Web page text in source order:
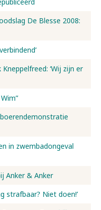
De Blesse 2008:
‘Wij zijn er
in zwembadongeval
Anker & Anker
strafbaar? Niet doen!’